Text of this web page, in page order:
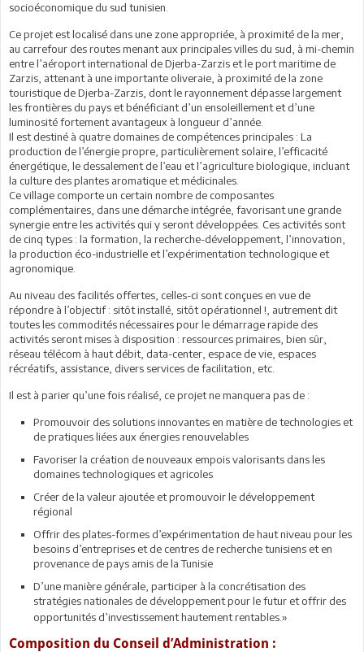
socioéconomique du sud tunisien.
Ce projet est localisé dans une zone appropriée, à proximité de la mer,
au carrefour des routes menant aux principales villes du sud, à mi-chemin
entre l’aéroport international de Djerba-Zarzis et le port maritime de
Zarzis, attenant à une importante oliveraie, à proximité de la zone
touristique de Djerba-Zarzis, dont le rayonnement dépasse largement
les frontières du pays et bénéficiant d’un ensoleillement et d’une
luminosité fortement avantageux à longueur d’année.
Il est destiné à quatre domaines de compétences principales : La
production de l’énergie propre, particulièrement solaire, l’efficacité
énergétique, le dessalement de l’eau et l’agriculture biologique, incluant
la culture des plantes aromatique et médicinales.
Ce village comporte un certain nombre de composantes
complémentaires, dans une démarche intégrée, favorisant une grande
synergie entre les activités qui y seront développées. Ces activités sont
de cinq types : la formation, la recherche-développement, l’innovation,
la production éco-industrielle et l’expérimentation technologique et
agronomique.
Au niveau des facilités offertes, celles-ci sont conçues en vue de
répondre à l’objectif : sitôt installé, sitôt opérationnel !, autrement dit
toutes les commodités nécessaires pour le démarrage rapide des
activités seront mises à disposition : ressources primaires, bien sûr,
réseau télécom à haut débit, data-center, espace de vie, espaces
récréatifs, assistance, divers services de facilitation, etc.
Il est à parier qu’une fois réalisé, ce projet ne manquera pas de :
Promouvoir des solutions innovantes en matière de technologies et
de pratiques liées aux énergies renouvelables
Favoriser la création de nouveaux empois valorisants dans les
domaines technologiques et agricoles
Créer de la valeur ajoutée et promouvoir le développement
régional
Offrir des plates-formes d’expérimentation de haut niveau pour les
besoins d’entreprises et de centres de recherche tunisiens et en
provenance de pays amis de la Tunisie
D’une manière générale, participer à la concrétisation des
stratégies nationales de développement pour le futur et offrir des
opportunités d’investissement hautement rentables.»
Composition du Conseil d’Administration :